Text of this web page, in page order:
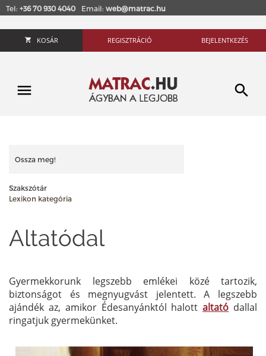
Tel: +36 70 930 4040 Email: web@matrac.hu
KOSÁR REGISZTRÁCIÓ BEJELENTKEZÉS
Ossza meg!
Szakszótár
Lexikon kategória
Altatódal
Gyermekkorunk legszebb emlékei közé tartozik,
biztonságot és megnyugvást jelentett. A legszebb
ajándék az, amikor Édesanyánktól halottaltató dallal
ringatjuk gyermekünket.